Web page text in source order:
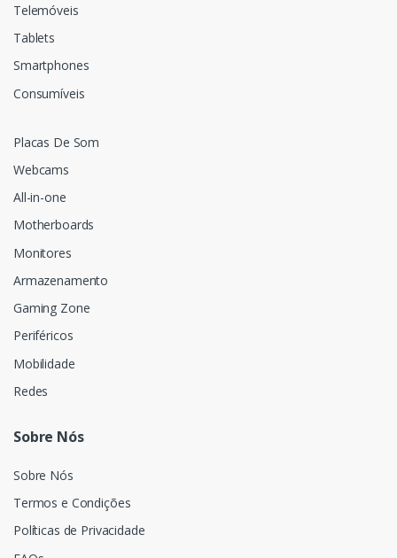
Telemóveis
Tablets
Smartphones
Consumíveis
Placas De Som
Webcams
All-in-one
Motherboards
Monitores
Armazenamento
Gaming Zone
Periféricos
Mobilidade
Redes
Sobre Nós
Sobre Nós
Termos e Condições
Políticas de Privacidade